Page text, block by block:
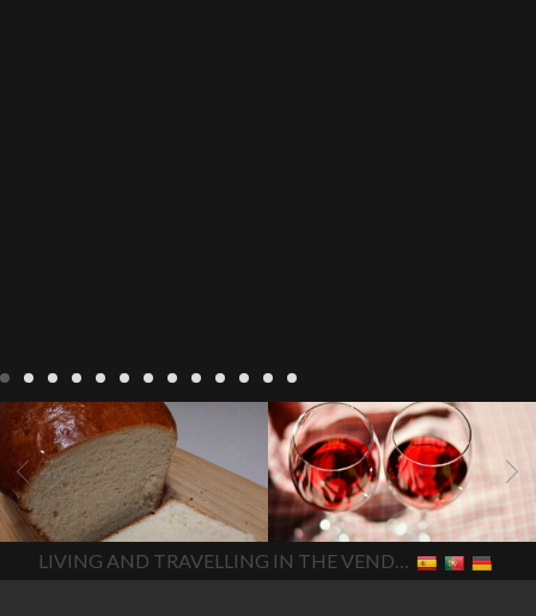
Recepten Wonen
baken in
Frankrijk bakken in de
Vendee
brood bakken
brood met gist gist brood
het beste brood hoe moet
ik brood bakken is melk
brood gezond is melkbrood
gezond mama's brood melk
brood melk brood en
In The Vendee
Blog Wonen beaujolais
2022 Beaujolais Nouveau
2022 De wijnmakers laten
de druiventrossen gisten in
een anaërobe donderdag
17 november 2022 is
beaujolais dag hoe lang is
Beaujolais Nouveau
houdbaar hoeveel flessen
In The Vendee
LIVING AND TRAVELLING IN THE VENDÉE